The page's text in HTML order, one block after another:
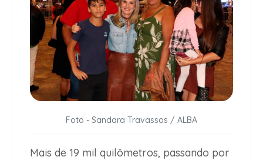
Foto - Sandara Travassos / ALBA
Mais de 19 mil quilômetros, passando por